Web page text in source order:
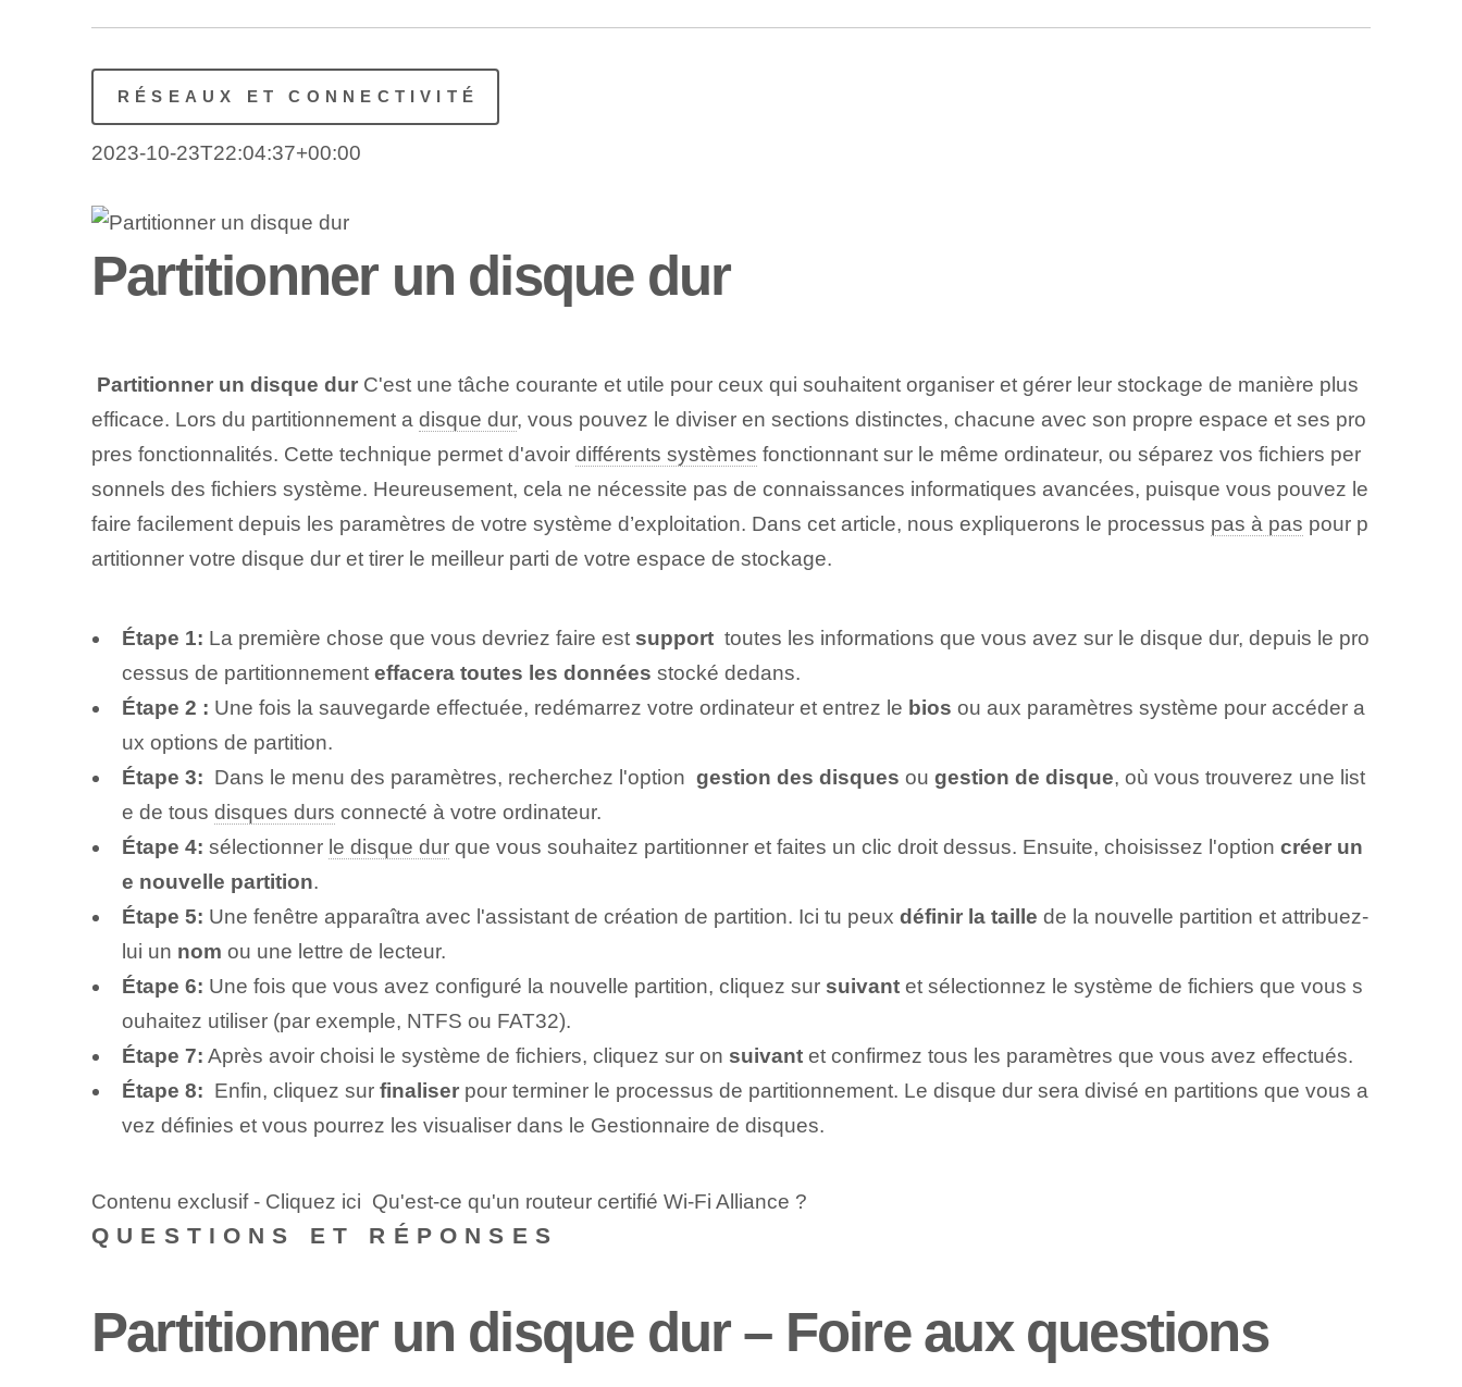
RÉSEAUX ET CONNECTIVITÉ
2023-10-23T22:04:37+00:00
Partitionner un disque dur
Partitionner un disque durC'est une tâche courante et utile pour ceux qui souhaitent organiser et gérer leur stockage de manière plus
efficace. Lors du partitionnement ⁢a disque dur, vous pouvez le diviser en sections distinctes, chacune avec son propre espace et ses pro
pres fonctionnalités. Cette⁢ technique permet d'avoir différents systèmes fonctionnant sur le même ordinateur⁤, ou séparez vos fichiers per
sonnels des fichiers système. Heureusement, cela ne nécessite pas de connaissances informatiques avancées, puisque vous pouvez le
faire facilement depuis les paramètres de votre système d’exploitation. Dans cet article, nous expliquerons le processus pas à pas pour p
artitionner votre disque dur et tirer le meilleur parti de votre espace de stockage.
Étape 1: La première chose que vous devriez faire est support⁢ toutes les informations que vous avez sur le disque dur, depuis le pro
cessus de partitionnement effacera toutes les données stocké dedans.
Étape ⁢2 : Une fois la sauvegarde effectuée, redémarrez votre ordinateur et entrez le bios ou aux paramètres système pour accéder a
ux options de partition.
Étape 3: ⁤ Dans le menu des paramètres, ‌recherchez l'option ⁢ gestion des disques⁢ ou​ gestion de disque, où vous trouverez une list
e de tous disques durs connecté à votre ordinateur.
Étape 4: sélectionner le disque durque vous souhaitez ⁤partitionner et faites un clic droit‍ dessus.‍ Ensuite, choisissez l'option⁤ créer un
e⁢ nouvelle partition.
Étape 5: Une fenêtre apparaîtra avec l'assistant de création de partition. Ici tu peux définir la taille de la ‍nouvelle partition et‌ attribuez-
lui un nom ou une lettre de lecteur.
Étape 6: Une fois que vous avez configuré la nouvelle partition, cliquez sur⁤ suivantet sélectionnez le système de fichiers que vous s
ouhaitez utiliser (par exemple, NTFS ou FAT32).
Étape 7: Après avoir choisi le ⁢système de fichiers, cliquez sur ‌on suivantet confirmez tous les paramètres que vous avez effectués.
Étape 8: ⁣ Enfin, cliquez ⁣sur finaliserpour terminer le processus de partitionnement. Le disque dur sera divisé en partitions que vous a
vez définies et vous pourrez les visualiser dans le Gestionnaire de disques.
Contenu exclusif - Cliquez ici Qu'est-ce qu'un routeur certifié Wi-Fi Alliance ?
QUESTIONS ET RÉPONSES
Partitionner un disque dur – Foire aux questions